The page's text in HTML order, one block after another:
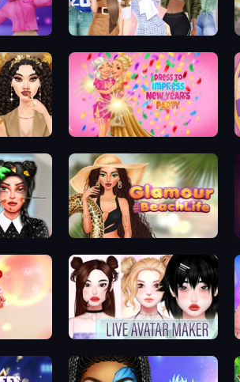
Fashion Week 2025
Glamour Beach Life
Live Avatar Maker: Girls